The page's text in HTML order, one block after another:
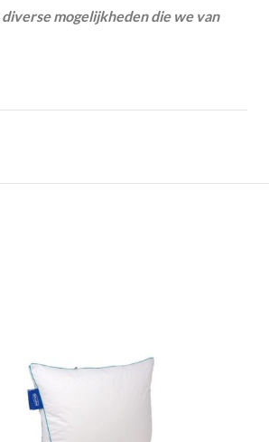
mogelijkheden die we van